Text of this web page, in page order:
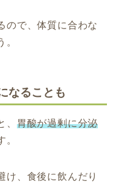
ので、体質に合わな
。
なることも
、 胃酸が過剰に分泌
。
け、食後に飲んだり